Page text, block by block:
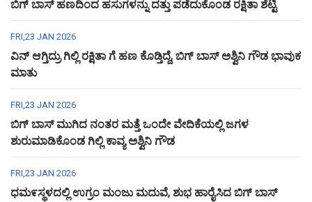
ಬಿಗ್ ಬಾಸ್ ಹಣದಿಂದ ಹಸುಗಳನ್ನು ದತ್ತು ಪಡೆದುಕೊಂಡ ರಕ್ಷಿತಾ ಶೆಟ್ಟಿ
FRI,23 JAN 2026
ವಿನ್ ಆಗ್ತಿದ್ರು ಗಿಲ್ಲಿ ರಕ್ಷಿತಾ ಗೆ ಹಣ ಕೊಡ್ತಿದ್ದೆ, ಬಿಗ್ ಬಾಸ್ ಅಶ್ವಿನಿ ಗೌಡ ಭಾವುಕ
ಮಾತು
FRI,23 JAN 2026
ಬಿಗ್ ಬಾಸ್ ಮುಗಿದ ನಂತರ ಮತ್ತೆ ಒಂದೇ ವೇದಿಕೆಯಲ್ಲಿ ಜಗಳ
ಶುರುಮಾಡಿಕೊಂಡ ಗಿಲ್ಲಿ ಕಾವ್ಯ ಅಶ್ವಿನಿ ಗೌಡ
FRI,23 JAN 2026
ಧಮ೯ಸ್ಥಳದಲ್ಲಿ ಉಗ್ರಂ ಮಂಜು ಮದುವೆ, ಶುಭ ಹಾರೈಸಿದ ಬಿಗ್ ಬಾಸ್